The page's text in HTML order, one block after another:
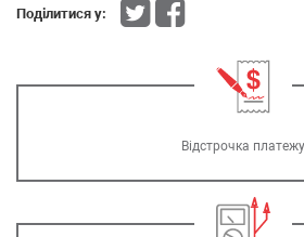
Поділитися у:
Відстрочка платежу